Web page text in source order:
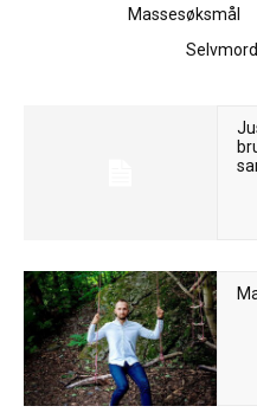
Massesøksmål